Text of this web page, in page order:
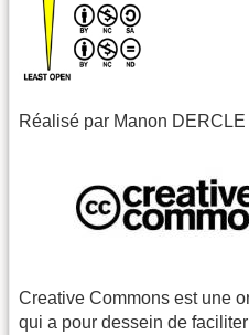
Réalisé par Manon
Creative Commons est une
qui a pour dessein de